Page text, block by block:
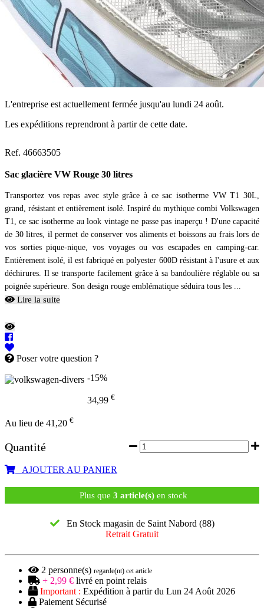
L'entreprise est actuellement fermée jusqu'au lundi 24 août.
Les expéditions reprendront à partir de cette date.
Ref. 46663505
Sac glacière VW Rouge 30 litres
Transportez vos repas avec style grâce à ce sac isotherme VW T1 30L,
grand, résistant et entièrement isolé. Inspiré du mythique combi Volkswagen
T1, ce sac isotherme au look vintage ne passe pas inaperçu ! D'une capacité
de 30 litres, il permet de conserver vos aliments et boissons au frais lors de
vos sorties pique-nique, vos voyages ou vos escapades en camping-car.
Entièrement isolé, il est fabriqué en polyester 600D résistant à l'usure et aux
déchirures. Il se transporte facilement grâce à sa bandoulière réglable ou sa
poignée supérieure. Son design rouge emblématique séduira tous les ...
Lire la suite
Poser votre question ?
-15%
34,99 €
Au lieu de 41,20 €
Quantité
AJOUTER AU PANIER
Plus que 3 article(s)en stock
En Stock magasin de Saint Nabord (88)
Retrait Gratuit
2 personne(s) regarde(nt) cet article
+ 2,99 € livré en point relais
Important : Expédition à partir du Lun 24 Août 2026
Paiement Sécurisé